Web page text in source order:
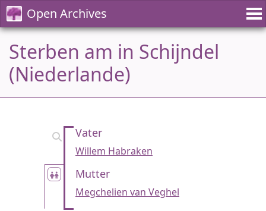
Open Archives
Sterben am in Schijndel
(Niederlande)
Vater
Willem Habraken
Mutter
Megchelien van Veghel